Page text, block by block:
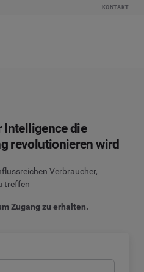
KONTAKT
Intelligence die
revolutionieren wird
Verbraucher,
treffen
Zugang zu erhalten.